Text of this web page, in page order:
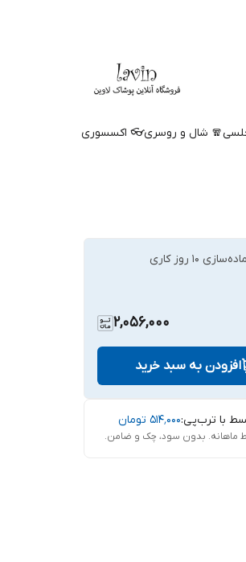
🧣 شال و روسری👓 اکسسوری
10 روز کاری
2,056,000
افزودن به سبد خرید
با ترب‌پی:۵۱۴٬۰۰۰ تومان